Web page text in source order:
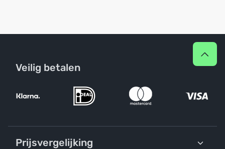
Veilig betalen
Prijsvergelijking